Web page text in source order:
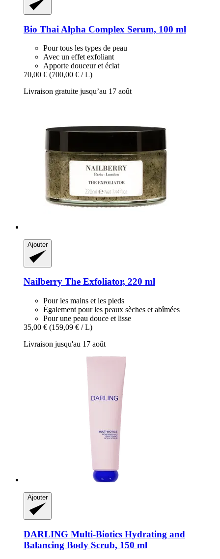
Bio Thai Alpha Complex Serum, 100 ml
Pour tous les types de peau
Avec un effet exfoliant
Apporte douceur et éclat
70,00 € (700,00 € / L)
Livraison gratuite jusqu’au 17 août
Ajouter
Nailberry The Exfoliator, 220 ml
Pour les mains et les pieds
Également pour les peaux sèches et abîmées
Pour une peau douce et lisse
35,00 € (159,09 € / L)
Livraison jusqu'au 17 août
Ajouter
DARLING Multi-​Biotics Hydrating and
Balancing Body Scrub, 150 ml